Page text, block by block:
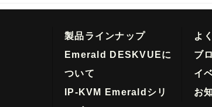
製品ラインナップ
Emerald DESKVUEに
ついて
IP-KVM Emeraldシリ
よ
ブ
イ
お